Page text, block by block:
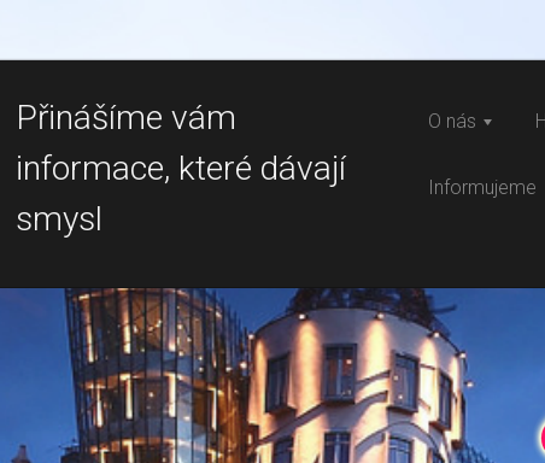
Přinášíme vám
informace, které dávají
smysl
O nás
Informujeme